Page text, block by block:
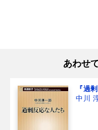
あわせ
『過
中川